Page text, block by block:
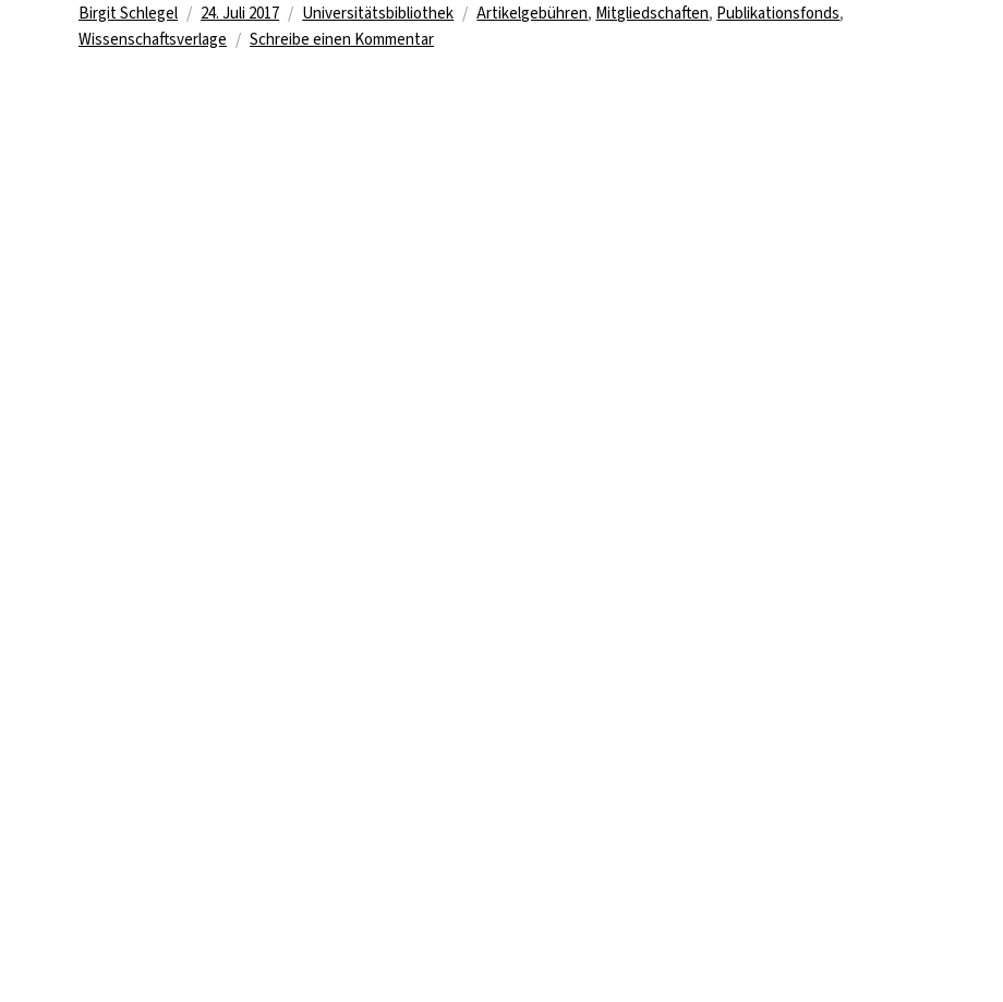
Autor
Birgit Schlegel
Veröffentlicht
am
24. Juli 2017 Kategorien
Universitätsbibliothek Schlagwörter
Artikelgebühren, Mitgliedschaften, Publikationsfonds,
Wissenschaftsverlage
Schreibe einen Kommentarzu